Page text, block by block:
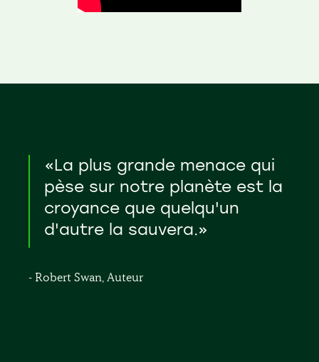
«La plus grande menace qui
pèse sur notre planète est la
croyance que quelqu'un
d'autre la sauvera.»
- Robert Swan, Auteur